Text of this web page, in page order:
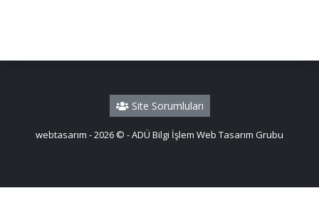
Site Sorumluları
webtasarım - 2026 © - ADÜ Bilgi İşlem Web Tasarım Grubu